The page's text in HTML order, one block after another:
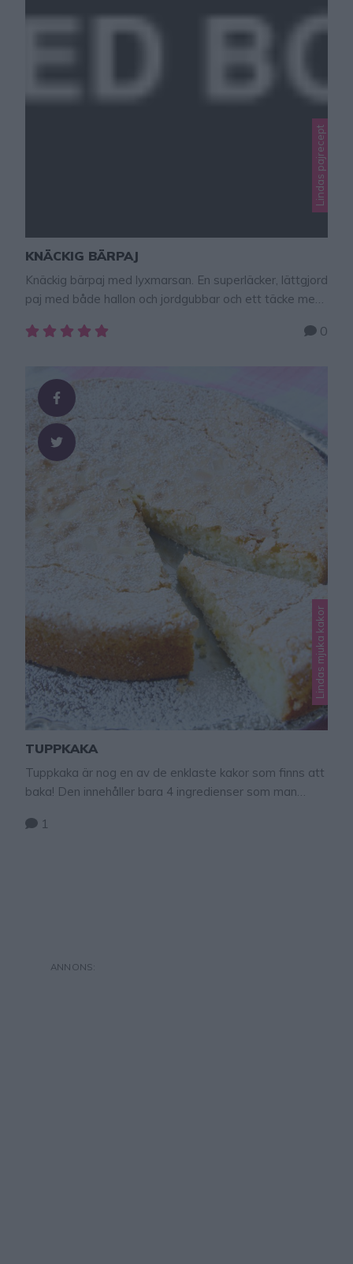
Lindas pajrecept
KNÄCKIG BÄRPAJ
Knäckig bärpaj med lyxmarsan. En superläcker, lättgjord
paj med både hallon och jordgubbar och ett täcke med
Servera den gärna med lyxmarsan, som är en
tillbehör. Knäckig bärpaj Tips! Jordgubbarna kan bytas
ut …
0
Lindas mjuka kakor
TUPPKAKA
Tuppkaka är nog en av de enklaste kakor som finns att
baka! Den innehåller bara 4 ingredienser som man
snabbt kan slänga ihop när man är sugen på något
1